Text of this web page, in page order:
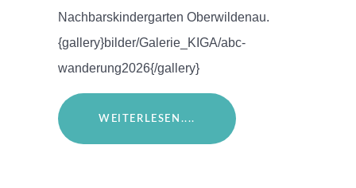
Nachbarskindergarten Oberwildenau.
{gallery}bilder/Galerie_KIGA/abc-
wanderung2026{/gallery}
WEITERLESEN....